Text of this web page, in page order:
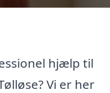
hjælp til
Vi er her